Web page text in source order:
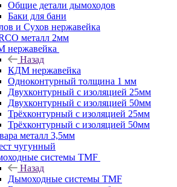
Общие детали дымоходов
Баки для бани
и Сухов нержавейка
металл 2мм
нержавейка
Назад
КДМ нержавейка
Одноконтурный толщина 1 мм
Двухконтурный с изоляцией 25мм
Двухконтурный с изоляцией 50мм
Трёхконтурный с изоляцией 25мм
Трёхконтурный с изоляцией 50мм
металл 3,5мм
чугунный
системы TMF
Назад
Дымоходные системы TMF